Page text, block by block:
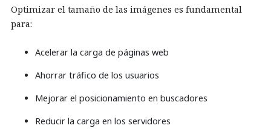
Optimizar el tamaño de las imágenes es fundamental
para:
Acelerar la carga de páginas web
Ahorrar tráfico de los usuarios
Mejorar el posicionamiento en buscadores
Reducir la carga en los servidores